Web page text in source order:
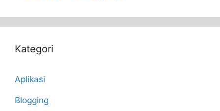
Kategori
Aplikasi
Blogging